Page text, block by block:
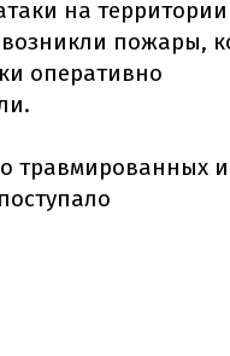
на территории
пожары,
оперативно
травмированных и